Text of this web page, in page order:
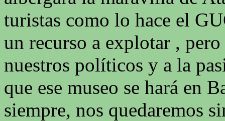
turistas como lo hace el
un recurso a explotar ,
nuestros políticos y a la
que ese museo se hará en
siempre, nos quedaremos